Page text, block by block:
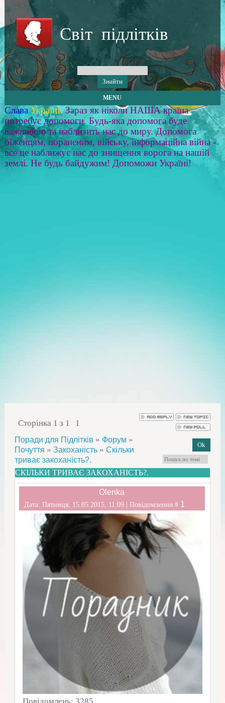
Світ підлітків
MENU
Слава Україні! Зараз як ніколи НАША країна
потребує допомоги. Будь-яка допомога буде
важливою та наблизить нас до миру. Допомога
біженцям, пораненим, війську, інформаційна війна -
все це наближує нас до знищення ворога на нашій
землі. Не будь байдужим! Допоможи Україні!
Сторінка 1 з 1 1
Поради для Підлітків » Форум »
Почуття » Закоханість » Скільки
триває закоханість?.
СКІЛЬКИ ТРИВАЄ ЗАКОХАНІСТЬ?.
Olenka
Дата: Пятниця, 15.05.2015, 11:09 | Повідомлення # 1